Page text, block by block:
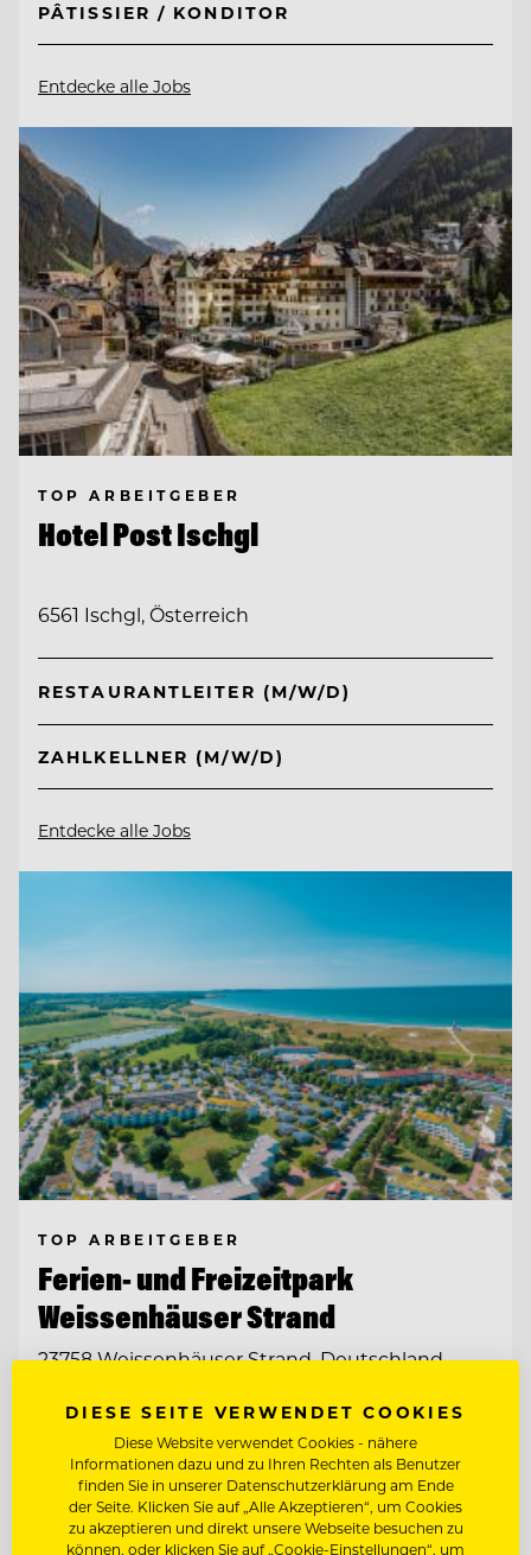
PÂTISSIER / KONDITOR
Entdecke alle Jobs
TOP ARBEITGEBER
Hotel Post Ischgl
6561 Ischgl, Österreich
RESTAURANTLEITER (M/W/D)
ZAHLKELLNER (M/W/D)
Entdecke alle Jobs
TOP ARBEITGEBER
Ferien- und Freizeitpark
Weissenhäuser Strand
23758 Weissenhäuser Strand, Deutschland
KÜCHENCHEF MÖWENBRÄU (M/W/D)
KÜCHENCHEF AMERICAN DINER (M/W/D)
DIESE SEITE VERWENDET COOKIES
Diese Website verwendet Cookies - nähere
Informationen dazu und zu Ihren Rechten als Benutzer
finden Sie in unserer Datenschutzerklärung am Ende
der Seite. Klicken Sie auf „Alle Akzeptieren“, um Cookies
zu akzeptieren und direkt unsere Webseite besuchen zu
können, oder klicken Sie auf „Cookie-Einstellungen“, um